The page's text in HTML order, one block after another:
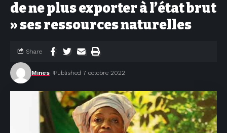
de ne plus exporter à l’état brut
» ses ressources naturelles
Mines Published 7 octobre 2022
Share